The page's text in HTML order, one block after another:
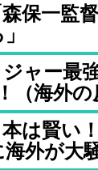
保一監
ャー最
（海外の
は賢い
外が大